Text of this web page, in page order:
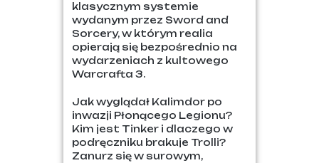
klasycznym systemie
wydanym przez Sword and
Sorcery, w którym realia
opierają się bezpośrednio na
wydarzeniach z kultowego
Warcrafta 3.
Jak wyglądał Kalimdor po
inwazji Płonącego Legionu?
Kim jest Tinker i dlaczego w
podręczniku brakuje Trolli?
Zanurz się w surowym,